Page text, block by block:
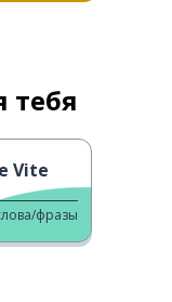
тебя
Vite
фразы